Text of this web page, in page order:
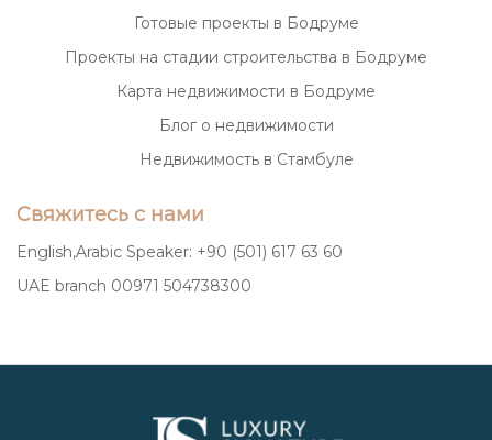
Готовые проекты в Бодруме
Проекты на стадии строительства в Бодруме
Карта недвижимости в Бодруме
Блог о недвижимости
Недвижимость в Стамбуле
Свяжитесь с нами
English,Arabic Speaker: +90 (501) 617 63 60
UAE branch 00971 504738300